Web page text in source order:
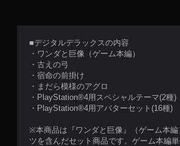
■デジタルデラックスの内容
・ワンダと巨像（ゲーム本編）
・古えの弓
・宿命の前掛け
・まだら模様のアグロ
・PlayStation®4用スペシャルテーマ(2種)
・PlayStation®4用アバターセット(16種)
※本商品は『ワンダと巨像』（ゲーム本編
ツを含んだセット商品です。ゲーム本編